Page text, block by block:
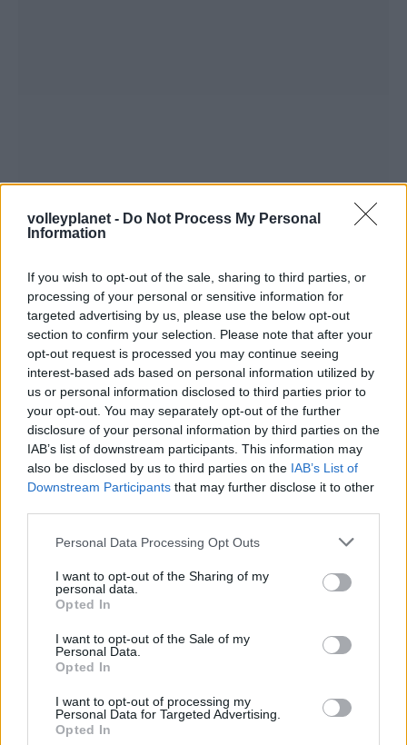
volleyplanet - Do Not Process My Personal
Information
If you wish to opt-out of the sale, sharing to third parties, or
processing of your personal or sensitive information for
targeted advertising by us, please use the below opt-out
section to confirm your selection. Please note that after your
opt-out request is processed you may continue seeing
interest-based ads based on personal information utilized by
us or personal information disclosed to third parties prior to
your opt-out. You may separately opt-out of the further
disclosure of your personal information by third parties on the
IAB’s list of downstream participants. This information may
also be disclosed by us to third parties on the IAB’s List of
Downstream Participants that may further disclose it to other
Please note that this website/app uses one or more Google
not limited to your visit or usage behaviour. You may click to
grant or deny consent to Google and its third-party tags to
use your data for below specified purposes in below Google
consent section.
Personal Data Processing Opt Outs
I want to opt-out of the Sharing of my
personal data.
Opted In
I want to opt-out of the Sale of my
Personal Data.
Opted In
I want to opt-out of processing my
Personal Data for Targeted Advertising.
Opted In